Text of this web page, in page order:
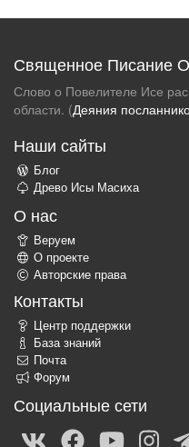
Священное Писание
Слово о Повелителе Исе
области. (Деяния
Наши сайты
Блог
Древо Исы Масиха
О нас
Веруем
О проекте
Авторские права
Контакты
Центр поддержки
База знаний
Почта
Форум
Социальные сети